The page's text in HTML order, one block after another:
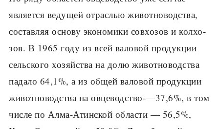
является ведущей от­раслью животноводства,
составляя основу экономики совхозов и колхо­
зов. В 1965 году из всей валовой продукции
сельского хозяйства на долю животноводства
падало 64,1%, а из общей валовой продукции
животноводства на овцеводство-—37,6%, в том
числе по Алма-Атинской области — 56,5%,